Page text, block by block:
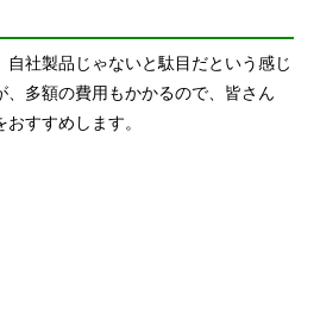
社製品じゃないと駄目だという感じ
、多額の費用もかかるので、皆さん
すすめします。